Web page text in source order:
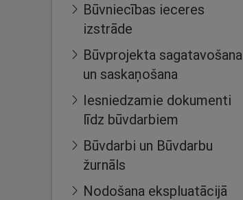
Būvniecības ieceres
izstrāde
Būvprojekta sagatavošana
un saskaņošana
Iesniedzamie dokumenti
līdz būvdarbiem
Būvdarbi un Būvdarbu
žurnāls
Nodošana ekspluatācijā